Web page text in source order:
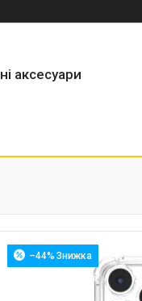
аксесуари
–44%